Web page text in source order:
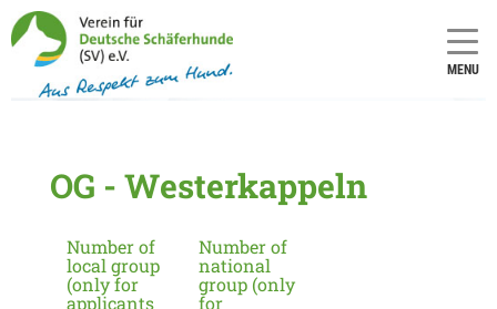
MENU
OG - Westerkappeln
Number of
local group
(only for
applicants
Number of
national
group (only
for